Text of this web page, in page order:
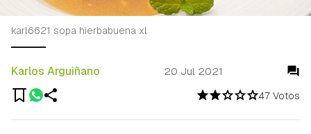
47 Votos
Karlos Arguiñano 20 Jul 2021
karl6621 sopa hierbabuena xl